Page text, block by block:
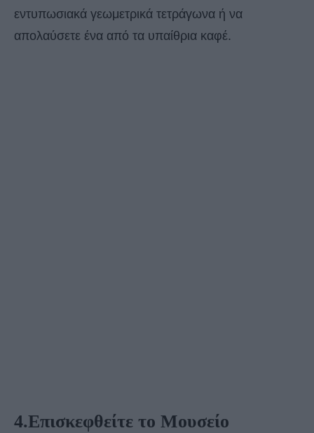
εντυπωσιακά γεωμετρικά τετράγωνα ή να
απολαύσετε ένα από τα υπαίθρια καφέ.
4.Επισκεφθείτε το Μουσείο